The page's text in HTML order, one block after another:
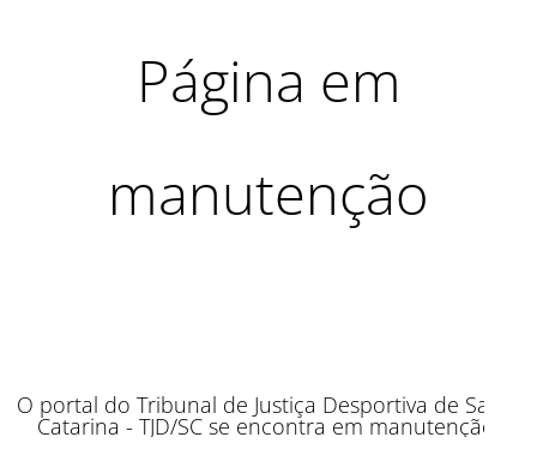
Página em
manutenção
O portal do Tribunal de Justiça Desportiva de Santa
Catarina - TJD/SC se encontra em manutenção.